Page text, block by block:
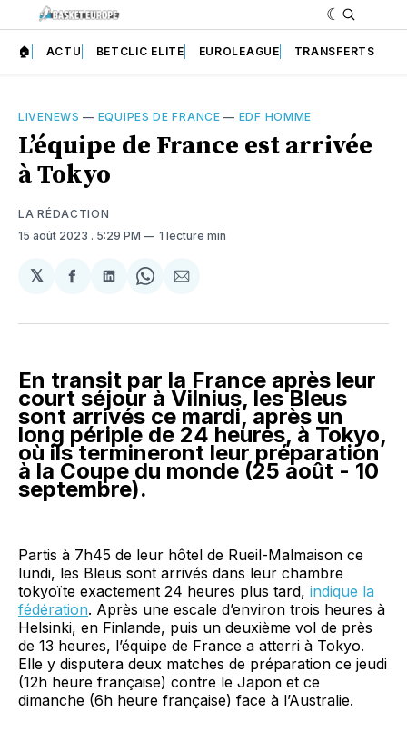
🏠 ACTU BETCLIC ELITE EUROLEAGUE TRANSFERTS
LIVENEWS — EQUIPES DE FRANCE — EDF HOMME
L’équipe de France est arrivée
à Tokyo
LA RÉDACTION
15 août 2023 . 5:29 PM 1 lecture min
𝕏
Partager
Facebook
Partager
LinkedIn
Share
WhatsApp
Partager
Courriel
En transit par la France après leur
court séjour à Vilnius, les Bleus
sont arrivés ce mardi, après un
long périple de 24 heures, à Tokyo,
où ils termineront leur préparation
à la Coupe du monde (25 août - 10
septembre).
Partis à 7h45 de leur hôtel de Rueil-Malmaison ce
lundi, les Bleus sont arrivés dans leur chambre
tokyoïte exactement 24 heures plus tard, indique la
fédération. Après une escale d’environ trois heures à
Helsinki, en Finlande, puis un deuxième vol de près
de 13 heures, l’équipe de France a atterri à Tokyo.
Elle y disputera deux matches de préparation ce jeudi
(12h heure française) contre le Japon et ce
dimanche (6h heure française) face à l’Australie.